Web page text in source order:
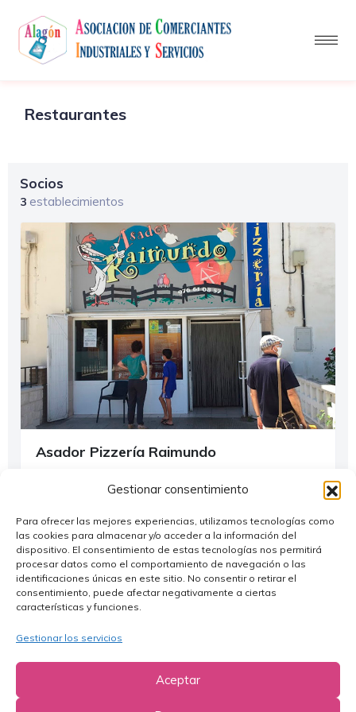
Gestionar consentimiento
Para ofrecer las mejores experiencias, utilizamos tecnologías como
las cookies para almacenar y/o acceder a la información del
dispositivo. El consentimiento de estas tecnologías nos permitirá
procesar datos como el comportamiento de navegación o las
identificaciones únicas en este sitio. No consentir o retirar el
consentimiento, puede afectar negativamente a ciertas
características y funciones.
Gestionar los servicios
Aceptar
Restaurantes
Socios
3 establecimientos
Asador Pizzería Raimundo
info@pizzeriaraimundo.es
https://www.pizzeriaraimundo.es/
¿Dónde Comer?